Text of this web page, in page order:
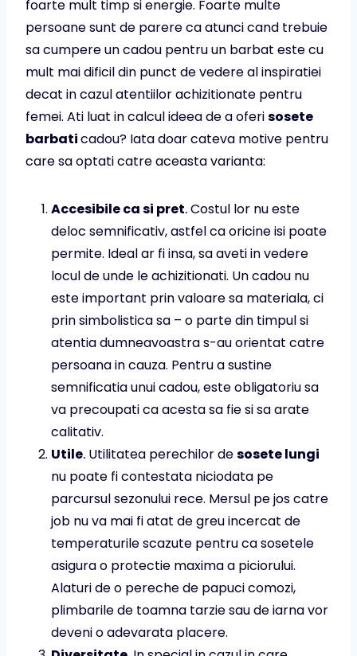
foarte mult timp si energie. Foarte multe
persoane sunt de parere ca atunci cand trebuie
sa cumpere un cadou pentru un barbat este cu
mult mai dificil din punct de vedere al inspiratiei
decat in cazul atentiilor achizitionate pentru
femei. Ati luat in calcul ideea de a oferisosete
barbaticadou? Iata doar cateva motive pentru
care sa optati catre aceasta varianta:
Accesibile ca si pret.Costul lor nu este
deloc semnificativ, astfel ca oricine isi poate
permite. Ideal ar fi insa, sa aveti in vedere
locul de unde le achizitionati. Un cadou nu
este important prin valoare sa materiala, ci
prin simbolistica sa – o parte din timpul si
atentia dumneavoastra s-au orientat catre
persoana in cauza. Pentru a sustine
semnificatia unui cadou, este obligatoriu sa
va precoupati ca acesta sa fie si sa arate
calitativ.
Utile. Utilitatea perechilor desosete lungi
nu poate fi contestata niciodata pe
parcursul sezonului rece. Mersul pe jos catre
job nu va mai fi atat de greu incercat de
temperaturile scazute pentru ca sosetele
asigura o protectie maxima a piciorului.
Alaturi de o pereche de papuci comozi,
plimbarile de toamna tarzie sau de iarna vor
deveni o adevarata placere.